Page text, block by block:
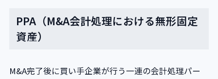
PPA（M&A会計処理における無形固定
資産）
M&A完了後に買い手企業が行う一連の会計処理パー